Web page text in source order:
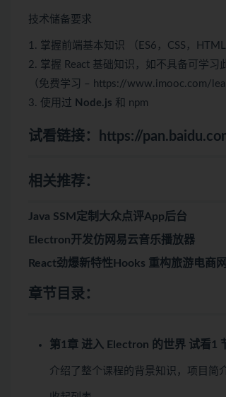
技术储备要求
1. 掌握前端基本知识 （ES6，CSS，HTML
2. 掌握 React 基础知识，如不具备可学习
（免费学习 – https://www.imooc.com/
3. 使用过 Node.js 和 npm
试看链接： https://
相关推荐：
Java SSM定制大众点评App后台
Electron开发仿网易云音乐播放器
React劲爆新特性Hooks 重构旅游电商
章节目录：
第1章 进入 Electron 的世界 试看1
介绍了整个课程的背景知识，项目简